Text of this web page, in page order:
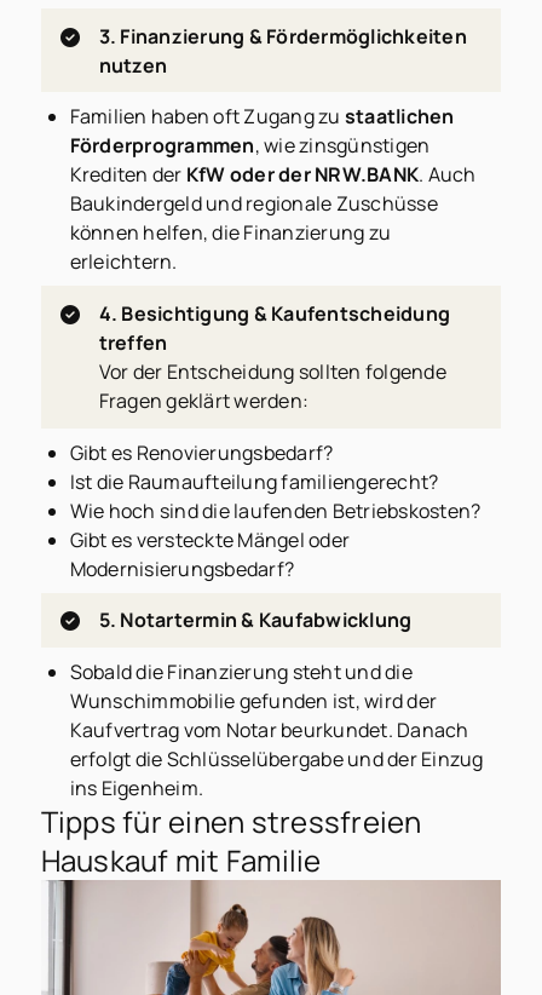
3. Finanzierung & Fördermöglichkeiten
nutzen
Familien haben oft Zugang zu staatlichen
Förderprogrammen, wie zinsgünstigen
Krediten der KfW oder der NRW.BANK. Auch
Baukindergeld und regionale Zuschüsse
können helfen, die Finanzierung zu
erleichtern.
4. Besichtigung & Kaufentscheidung
treffen
Vor der Entscheidung sollten folgende
Fragen geklärt werden:
Gibt es Renovierungsbedarf?
Ist die Raumaufteilung familiengerecht?
Wie hoch sind die laufenden Betriebskosten?
Gibt es versteckte Mängel oder
Modernisierungsbedarf?
5. Notartermin & Kaufabwicklung
Sobald die Finanzierung steht und die
Wunschimmobilie gefunden ist, wird der
Kaufvertrag vom Notar beurkundet. Danach
erfolgt die Schlüsselübergabe und der Einzug
ins Eigenheim.
Tipps für einen stressfreien
Hauskauf mit Familie